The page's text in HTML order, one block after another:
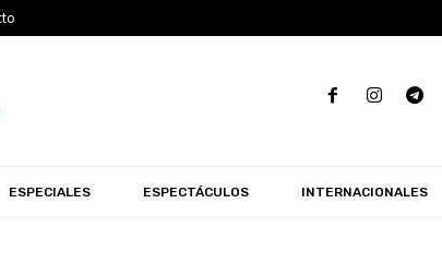
ESPECIALES ESPECTÁCULOS INTERNACIONALES